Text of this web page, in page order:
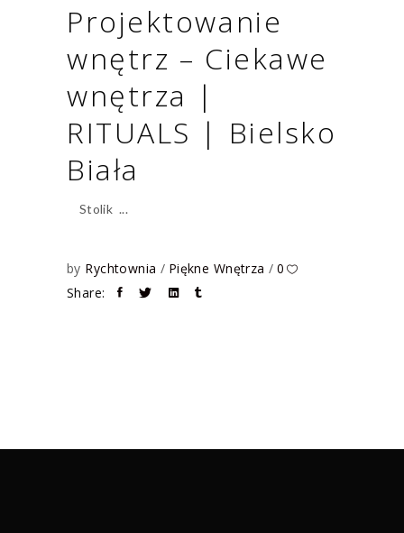
Projektowanie
wnętrz – Ciekawe
wnętrza |
RITUALS | Bielsko
Biała
Stolik
by Rychtownia Piękne Wnętrza
0
Share: